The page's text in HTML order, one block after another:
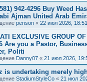
942-4296 Buy Weed
Ajman United Arab
penson « 22 июл 2026, 18:51
EXCLUSIVE GROUP OF
Are you a Pastor,
Politi
Danny07 « 21 июл 2026,
is undertaking merely
StadiumStyleCo « 21 июл